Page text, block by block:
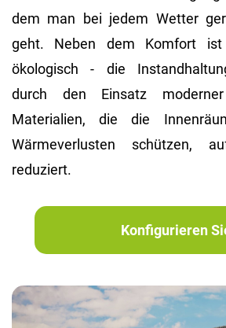
dem man bei jedem Wetter
geht. Neben dem Komfort
ökologisch - die
durch den Einsatz
Materialien, die die
Wärmeverlusten schützen,
reduziert.
Konfigurieren